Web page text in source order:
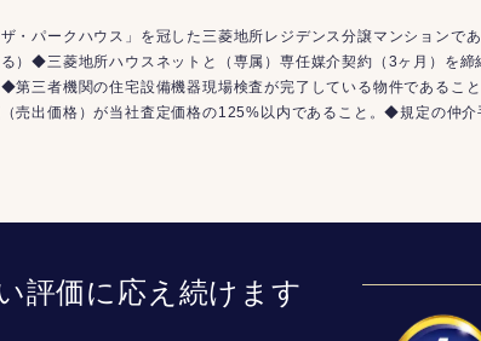
・パークハウス」を冠した三菱地所レジデンス分譲マンションで
）◆三菱地所ハウスネットと（専属）専任媒介契約（3ヶ月）を
◆第三者機関の住宅設備機器現場検査が完了している物件である
売出価格）が当社査定価格の125%以内であること。◆規定の仲介
評価に応え続けます